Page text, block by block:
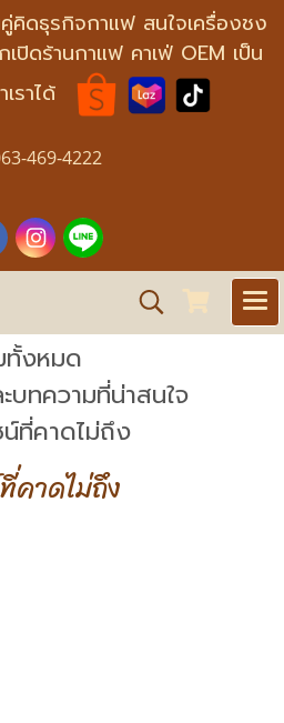
คิดธุรกิจกาแฟ สนใจเครื่องชง
ปิดร้านกาแฟ คาเฟ่ OEM เป็น
ราได้
469-4222
ทั้งหมด
บทความที่น่าสนใจ
น์ที่คาดไม่ถึง
คาดไม่ถึง